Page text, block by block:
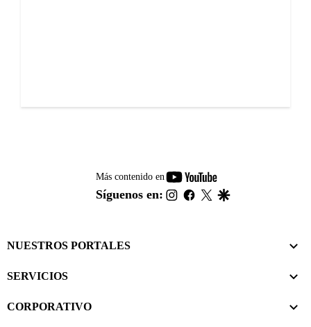
Más contenido en
youtube-
footer
Síguenos en: instagram
facebook
twitter
NUESTROS PORTALES
SERVICIOS
CORPORATIVO